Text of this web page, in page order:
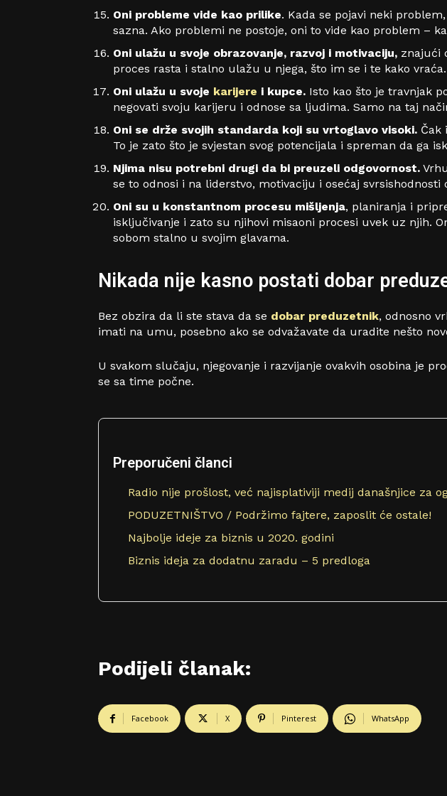
Oni probleme vide kao prilike. Kada se pojavi neki
sazna. Ako problemi ne postoje, oni to vide kao problem –
Oni ulažu u svoje obrazovanje, razvoj i motivaciju, znajući
proces rasta i stalno ulažu u njega, što im se i te kako vraća.
Oni ulažu u svoje karijere i kupce. Isto kao što je travnjak
negovati svoju karijeru i odnose sa ljudima. Samo na taj
Oni se drže svojih standarda koji su vrtoglavo visoki. Čak
To je zato što je svjestan svog potencijala i spreman da ga
Njima nisu potrebni drugi da bi preuzeli odgovornost.
se to odnosi i na liderstvo, motivaciju i osećaj svrsishodnosti
Oni su u konstantnom procesu mišljenja, planiranja i
isključivanje i zato su njihovi misaoni procesi uvek uz njih.
sobom stalno u svojim glavama.
Nikada nije kasno postati dobar
Bez obzira da li ste stava da se dobar preduzetnik, odnosno
imati na umu, posebno ako se odvažavate da uradite nešto
U svakom slučaju, njegovanje i razvijanje ovakvih osobina je
se sa time počne.
Preporučeni članci
Radio nije prošlost, već najisplativiji medij današnjice za
PODUZETNIŠTVO / Podržimo fajtere, zaposlit će ostale!
Najbolje ideje za biznis u 2020. godini
Biznis ideja za dodatnu zaradu – 5 predloga
Podijeli članak:
Facebook X Pinterest WhatsApp